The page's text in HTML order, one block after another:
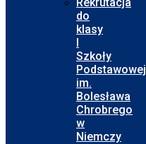
do
klasy
I
Szkoły
Podstawowej
im.
Bolesława
Chrobrego
w
Niemczy